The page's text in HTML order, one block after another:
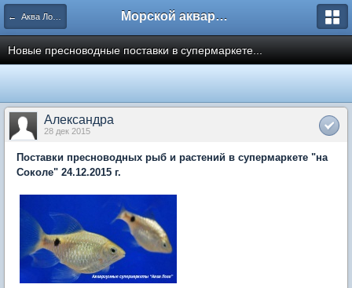
← Аква Лого. Аквариумные салоны и супермаркеты. Морской аквариум. Форумы ReefCentral.ru
Новые пресноводные поставки в супермаркете...
Александра
28 дек 2015
Поставки пресноводных рыб и растений в супермаркете "на
Соколе" 24.12.2015 г.